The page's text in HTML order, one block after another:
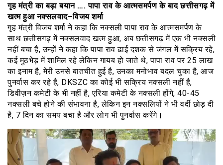
गृह मंत्री का बड़ा बयान …. पापा राव के आत्मसमर्पण के बाद छत्तीसगढ़ में
खत्म हुआ नक्सलवाद–विजय शर्मा
गृह मंत्री विजय शर्मा ने कहा कि नक्सली पापा राव के आत्मसमर्पण के
साथ छत्तीसगढ़ में नक्सलवाद खत्म हुआ, अब छत्तीसगढ़ में एक भी नक्सली
नहीं बचा है, उन्हों ने कहा कि पापा राव ढाई दशक से जंगल में सक्रिय रहे,
कई मुठभेड़ में शामिल रहे लेकिन गायब हो जाते थे, पापा राव पर 25 लाख
का इनाम है, मेरी उनसे बातचीत हुई है, उनका मनोभाव बदल चुका है, आज
पुनर्वास कर रहे है, DKSZC का कोई भी सक्रिय नक्सली नहीं है,
डिवीज़न कमेटी के भी नहीं है, एरिया कमेटी के नक्सली होंगे, 40-45
नक्सली बचे होने की संभावना है, लेकिन इन नक्सलियों ने भी वर्दी छोड़ दी
है, 7 दिन का समय बचा है और लोग भी पुनर्वास करेंगे।
वीडियो
प्लेयर